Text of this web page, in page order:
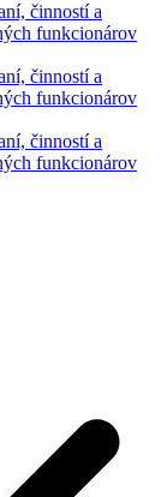
činností a
funkcionárov
činností a
funkcionárov
činností a
funkcionárov